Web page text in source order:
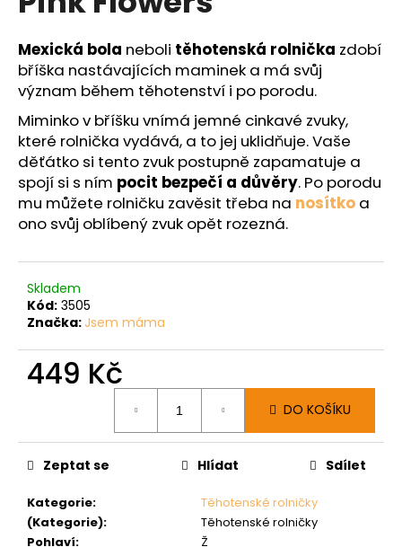
hvězdiček.
Mexická bola neboli těhotenská rolnička zdobí
bříška nastávajících maminek a má svůj
význam během těhotenství i po porodu.
Miminko v bříšku vnímá jemné cinkavé zvuky,
které rolnička vydává, a to jej uklidňuje. Vaše
děťátko si tento zvuk postupně zapamatuje a
spojí si s ním pocit bezpečí a důvěry. Po porodu
mu můžete rolničku zavěsit třeba na nosítko a
ono svůj oblíbený zvuk opět rozezná.
Skladem
Kód: 3505
Značka: Jsem máma
449 Kč
DO KOŠÍKU
Kategorie:
Těhotenské rolničky
(Kategorie):
Těhotenské rolničky
Pohlaví: Ž
Zeptat se Hlídat Sdílet
j
e
m
e